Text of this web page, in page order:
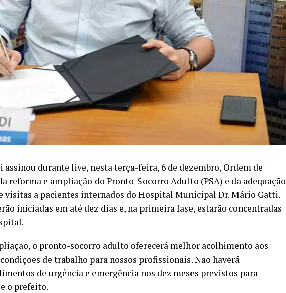
assinou durante live, nesta terça-feira, 6 de dezembro, Ordem de
reforma e ampliação do Pronto-Socorro Adulto (PSA) e da adequação
visitas a pacientes internados do Hospital Municipal Dr. Mário Gatti.
iniciadas em até dez dias e, na primeira fase, estarão concentradas
o pronto-socorro adulto oferecerá melhor acolhimento aos
de trabalho para nossos profissionais. Não haverá
de urgência e emergência nos dez meses previstos para
o prefeito.